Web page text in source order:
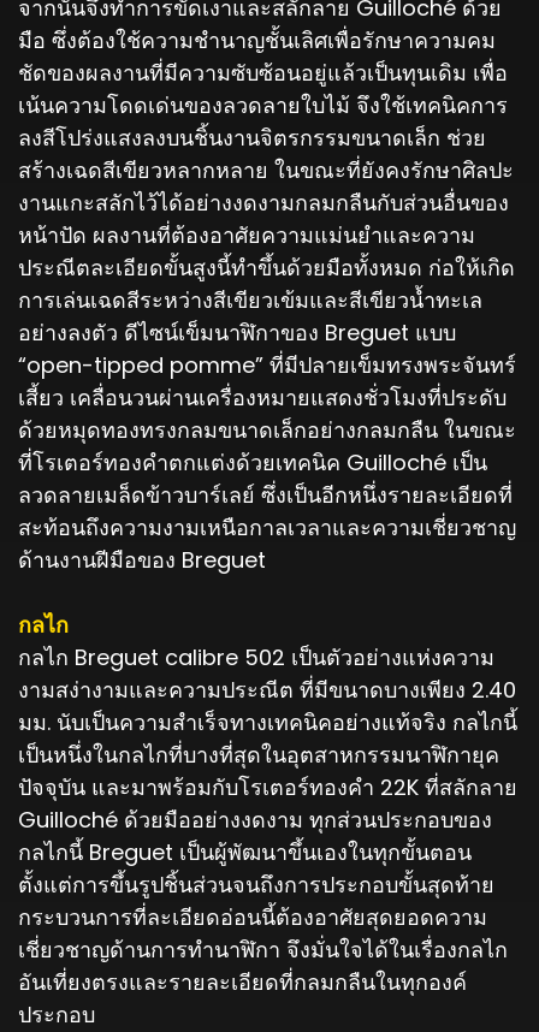
จากนั้นจึงทำการขัดเงาและสลักลาย Guilloché ด้วย
มือ ซึ่งต้องใช้ความชำนาญชั้นเลิศเพื่อรักษาความคม
ชัดของผลงานที่มีความซับซ้อนอยู่แล้วเป็นทุนเดิม เพื่อ
เน้นความโดดเด่นของลวดลายใบไม้ จึงใช้เทคนิคการ
ลงสีโปร่งแสงลงบนชิ้นงานจิตรกรรมขนาดเล็ก ช่วย
สร้างเฉดสีเขียวหลากหลาย ในขณะที่ยังคงรักษาศิลปะ
งานแกะสลักไว้ได้อย่างงดงามกลมกลืนกับส่วนอื่นของ
หน้าปัด ผลงานที่ต้องอาศัยความแม่นยำและความ
ประณีตละเอียดขั้นสูงนี้ทำขึ้นด้วยมือทั้งหมด ก่อให้เกิด
การเล่นเฉดสีระหว่างสีเขียวเข้มและสีเขียวน้ำทะเล
อย่างลงตัว ดีไซน์เข็มนาฬิกาของ Breguet แบบ
“open-tipped pomme” ที่มีปลายเข็มทรงพระจันทร์
เสี้ยว เคลื่อนวนผ่านเครื่องหมายแสดงชั่วโมงที่ประดับ
ด้วยหมุดทองทรงกลมขนาดเล็กอย่างกลมกลืน ในขณะ
ที่โรเตอร์ทองคำตกแต่งด้วยเทคนิค Guilloché เป็น
ลวดลายเมล็ดข้าวบาร์เลย์ ซึ่งเป็นอีกหนึ่งรายละเอียดที่
สะท้อนถึงความงามเหนือกาลเวลาและความเชี่ยวชาญ
ด้านงานฝีมือของ Breguet
กลไก
กลไก Breguet calibre 502 เป็นตัวอย่างแห่งความ
งามสง่างามและความประณีต ที่มีขนาดบางเพียง 2.40
มม. นับเป็นความสำเร็จทางเทคนิคอย่างแท้จริง กลไกนี้
เป็นหนึ่งในกลไกที่บางที่สุดในอุตสาหกรรมนาฬิกายุค
ปัจจุบัน และมาพร้อมกับโรเตอร์ทองคำ 22K ที่สลักลาย
Guilloché ด้วยมืออย่างงดงาม ทุกส่วนประกอบของ
กลไกนี้ Breguet เป็นผู้พัฒนาขึ้นเองในทุกขั้นตอน
ตั้งแต่การขึ้นรูปชิ้นส่วนจนถึงการประกอบขั้นสุดท้าย
กระบวนการที่ละเอียดอ่อนนี้ต้องอาศัยสุดยอดความ
เชี่ยวชาญด้านการทำนาฬิกา จึงมั่นใจได้ในเรื่องกลไก
อันเที่ยงตรงและรายละเอียดที่กลมกลืนในทุกองค์
ประกอบ